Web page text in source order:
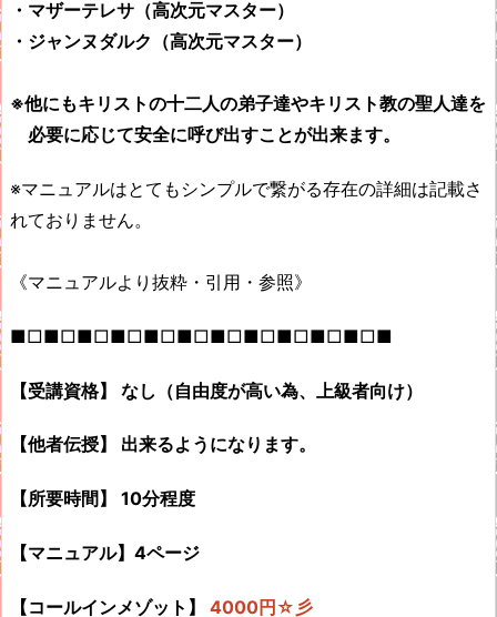
・マザーテレサ（高次元マスター）
・ジャンヌダルク（高次元マスター）
※他にもキリストの十二人の弟子達やキリスト教の聖人達を
必要に応じて安全に呼び出すことが出来ます。
※マニュアルはとてもシンプルで繋がる存在の詳細は記載さ
れておりません。
《マニュアルより抜粋・引用・参照》
■□■□■□■□■□■□■□■□■□■□■□■
【受講資格】 なし（自由度が高い為、上級者向け）
【他者伝授】 出来るようになります。
【所要時間】 10分程度
【マニュアル】4ページ
【コールインメゾット】 4000円☆彡